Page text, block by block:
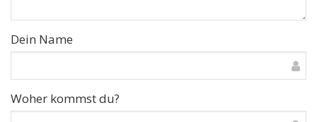
Dein Name
Woher kommst du?